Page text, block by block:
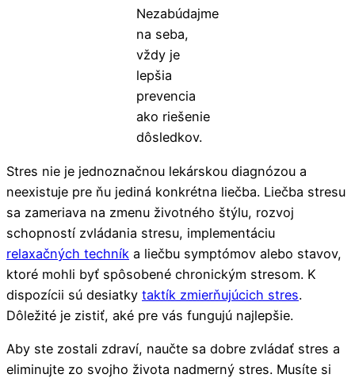
Nezabúdajme
na seba,
vždy je
lepšia
prevencia
ako riešenie
dôsledkov.
Stres nie je jednoznačnou lekárskou diagnózou a
neexistuje pre ňu jediná konkrétna liečba. Liečba stresu
sa zameriava na zmenu životného štýlu, rozvoj
schopností zvládania stresu, implementáciu
relaxačných techník a liečbu symptómov alebo stavov,
ktoré mohli byť spôsobené chronickým stresom. K
dispozícii sú desiatky taktík zmierňujúcich stres.
Dôležité je zistiť, aké pre vás fungujú najlepšie.
Aby ste zostali zdraví, naučte sa dobre zvládať stres a
eliminujte zo svojho života nadmerný stres. Musíte si